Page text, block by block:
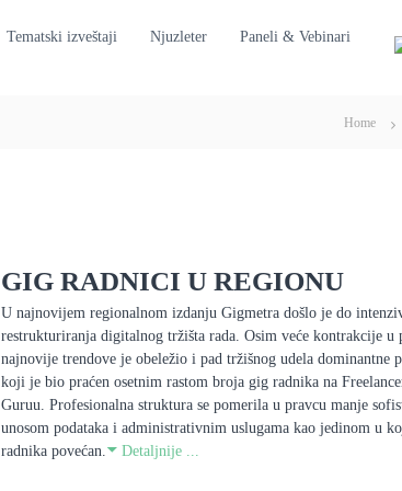
Tematski izveštaji Njuzleter Paneli & Vebinari
Home
GIG RADNICI U REGIONU
U najnovijem regionalnom izdanju Gigmetra došlo je do
restrukturiranja digitalnog tržišta rada. Osim veće kontrakcije u
najnovije trendove je obeležio i pad tržišnog udela dominantne
koji je bio praćen osetnim rastom broja gig radnika na
Guruu. Profesionalna struktura se pomerila u pravcu manje
unosom podataka i administrativnim uslugama kao jedinom u
radnika povećan.
Detaljnije ...